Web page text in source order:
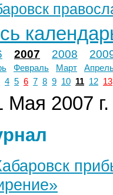
2007 2008
Февраль Март
4 5 6 7 8 9 10 11 12 13
Мая 2007 г.